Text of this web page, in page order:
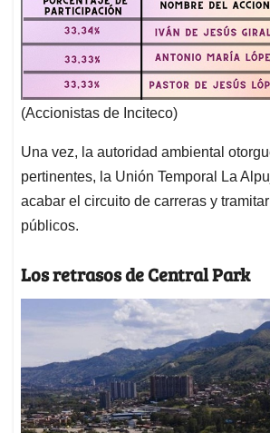
(Accionistas de Inciteco)
Una vez, la autoridad ambiental
pertinentes, la Unión Temporal La
acabar el circuito de carreras y
públicos.
Los retrasos de Central Park